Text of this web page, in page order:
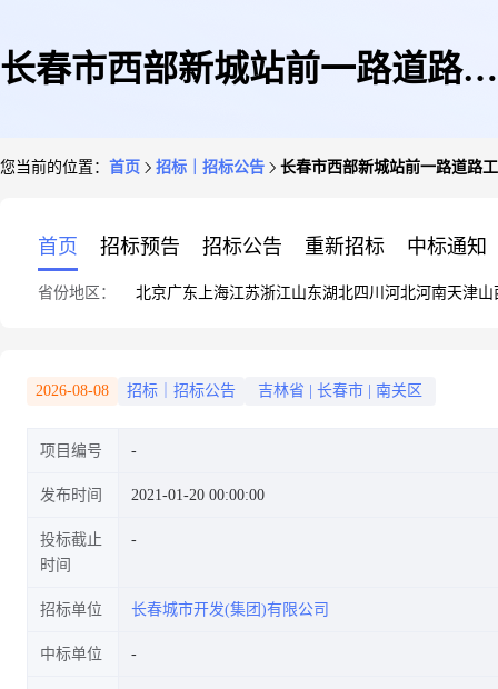
长春市西部新城站前一路道路工
您当前的位置： 首页 招标｜招标公告 长春市西部新城站前一路道路
首页 招标预告 招标公告 重新招标 中标通知
省份地区： 北京广东 上海江苏浙江山东湖北四川 河北河南天津山
2026-08-08 招标｜招标公告 吉林省 长春市 南关区
项目编号
发布时间 2021-01-20 00:00:00
投标截止
时间
招标单位 长春城市开发(集团)有限公司
中标单位